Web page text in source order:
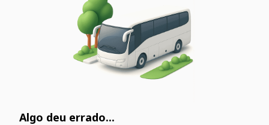
Algo deu errado...